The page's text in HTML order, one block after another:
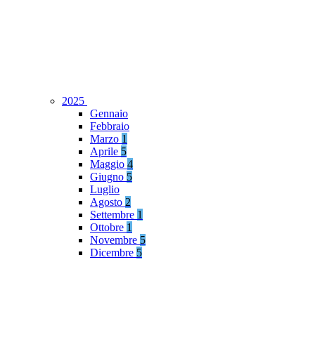
2025
Gennaio
Febbraio
Marzo 1
Aprile 5
Maggio 4
Giugno 5
Luglio
Agosto 2
Settembre 1
Ottobre 1
Novembre 5
Dicembre 5